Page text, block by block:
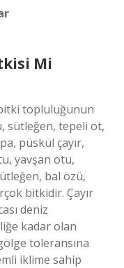
Mi
topluluğunun
sütleğen, tepeli ot,
püskül çayır,
yavşan otu,
bal özü,
bitkidir. Çayır
deniz
kadar olan
toleransına
iklime sahip